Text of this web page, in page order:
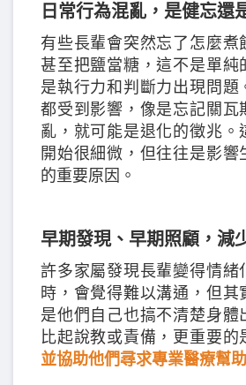
日常行為混亂，是健忘還
有些長輩會突然忘了怎麼煮
甚至把鹽當糖，這不是單純
是執行力和判斷力出現問題
都受到影響，像是忘記關瓦
亂，就可能是退化的徵兆。
開始很細微，但往往是影響
的重要原因。
早期發現、早期照顧，減
許多家屬發現長輩變得情緒
時，會覺得難以溝通，但其
是他們自己也搞不清楚身體
比起說教或責備，更重要的
並協助他們尋求專業醫療幫助